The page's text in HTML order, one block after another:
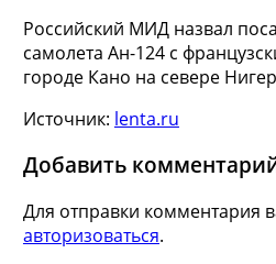
Российский МИД назвал
самолета Ан-124 с
городе Кано на севере
Источник: lenta.ru
Добавить
Для отправки комментария
авторизоваться.